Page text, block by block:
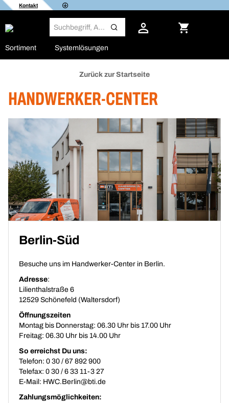
Kontakt
Sortiment Systemlösungen
Zurück zur Startseite
HANDWERKER-CENTER
Berlin-Süd
Besuche uns im Handwerker-Center in Berlin.
Adresse:
Lilienthalstraße 6
12529 Schönefeld (Waltersdorf)
Öffnungszeiten
Montag bis Donnerstag: 06.30 Uhr bis 17.00 Uhr
Freitag: 06.30 Uhr bis 14.00 Uhr
So erreichst Du uns:
Telefon: 0 30 / 67 892 900
Telefax: 0 30 / 6 33 11-3 27
E-Mail: HWC.Berlin@bti.de
Zahlungsmöglichkeiten: